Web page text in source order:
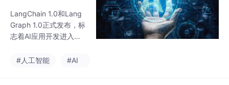
键。理解这一底层逻
辑，能帮助用户从表层
使用转向深度驾驭AI，
时代的竞争优势。
掌握AI智能体开
发两大框架
LangChain 1.0和Lang
Graph 1.0正式发布，标
志着AI应用开发进入工
作为高层抽象框架，适
#人工智能 #AI